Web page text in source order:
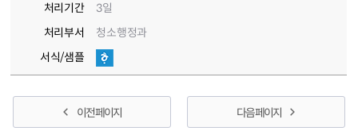
처리기간
3일
처리부서
청소행정과
서식/샘플
이전 페이지 다음 페이지